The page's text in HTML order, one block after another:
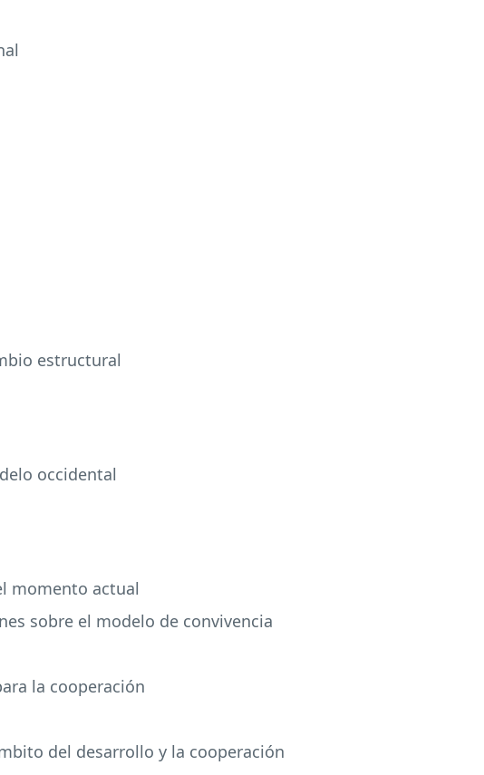
estructural
occidental
momento actual
sobre el modelo de convivencia
la cooperación
del desarrollo y la cooperación